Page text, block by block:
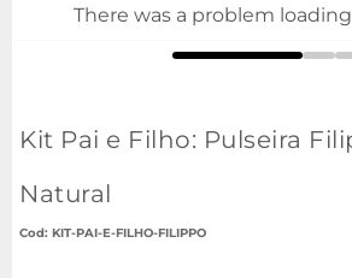
There was a problem
Kit Pai e Filho: Pulseira
Natural
: KIT-PAI-E-FILHO-FILIPPO